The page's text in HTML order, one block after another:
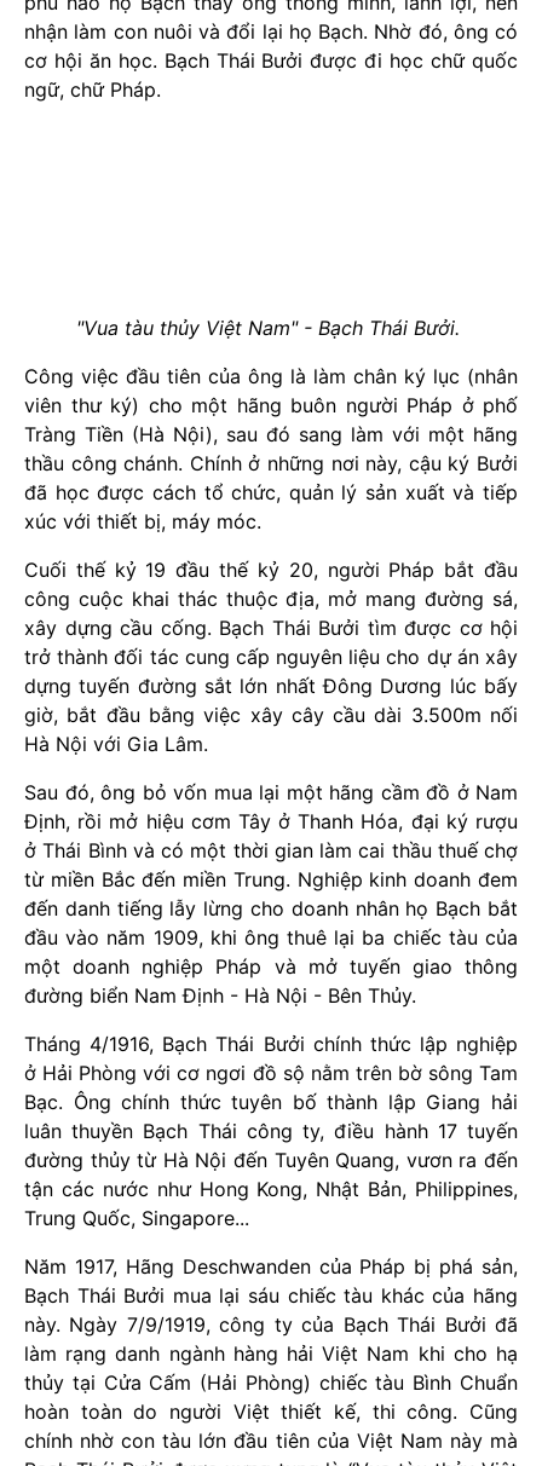
nhận làm con nuôi và đổi lại họ Bạch. Nhờ đó, ông có
cơ hội ăn học. Bạch Thái Bưởi được đi học chữ quốc
ngữ, chữ Pháp.
"Vua tàu thủy Việt Nam" - Bạch Thái Bưởi.
Công việc đầu tiên của ông là làm chân ký lục (nhân
viên thư ký) cho một hãng buôn người Pháp ở phố
Tràng Tiền (Hà Nội), sau đó sang làm với một hãng
thầu công chánh. Chính ở những nơi này, cậu ký Bưởi
đã học được cách tổ chức, quản lý sản xuất và tiếp
xúc với thiết bị, máy móc.
Cuối thế kỷ 19 đầu thế kỷ 20, người Pháp bắt đầu
công cuộc khai thác thuộc địa, mở mang đường sá,
xây dựng cầu cống. Bạch Thái Bưởi tìm được cơ hội
trở thành đối tác cung cấp nguyên liệu cho dự án xây
dựng tuyến đường sắt lớn nhất Đông Dương lúc bấy
giờ, bắt đầu bằng việc xây cây cầu dài 3.500m nối
Hà Nội với Gia Lâm.
Sau đó, ông bỏ vốn mua lại một hãng cầm đồ ở Nam
Định, rồi mở hiệu cơm Tây ở Thanh Hóa, đại ký rượu
ở Thái Bình và có một thời gian làm cai thầu thuế chợ
từ miền Bắc đến miền Trung. Nghiệp kinh doanh đem
đến danh tiếng lẫy lừng cho doanh nhân họ Bạch bắt
đầu vào năm 1909, khi ông thuê lại ba chiếc tàu của
một doanh nghiệp Pháp và mở tuyến giao thông
đường biển Nam Định - Hà Nội - Bên Thủy.
Tháng 4/1916, Bạch Thái Bưởi chính thức lập nghiệp
ở Hải Phòng với cơ ngơi đồ sộ nằm trên bờ sông Tam
Bạc. Ông chính thức tuyên bố thành lập Giang hải
luân thuyền Bạch Thái công ty, điều hành 17 tuyến
đường thủy từ Hà Nội đến Tuyên Quang, vươn ra đến
tận các nước như Hong Kong, Nhật Bản, Philippines,
Trung Quốc, Singapore...
Năm 1917, Hãng Deschwanden của Pháp bị phá sản,
Bạch Thái Bưởi mua lại sáu chiếc tàu khác của hãng
này. Ngày 7/9/1919, công ty của Bạch Thái Bưởi đã
làm rạng danh ngành hàng hải Việt Nam khi cho hạ
thủy tại Cửa Cấm (Hải Phòng) chiếc tàu Bình Chuẩn
hoàn toàn do người Việt thiết kế, thi công. Cũng
chính nhờ con tàu lớn đầu tiên của Việt Nam này mà